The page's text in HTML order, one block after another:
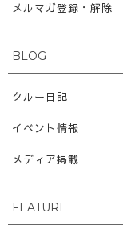
メルマガ登録・解除
BLOG
クルー日記
イベント情報
メディア掲載
FEATURE